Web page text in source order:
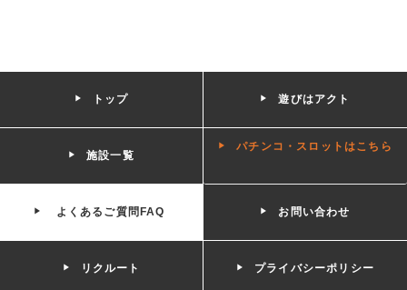
トップ 遊びはアクト
施設一覧
パチンコ・スロットはこちら
よくあるご質問FAQ お問い合わせ
リクルート プライバシーポリシー